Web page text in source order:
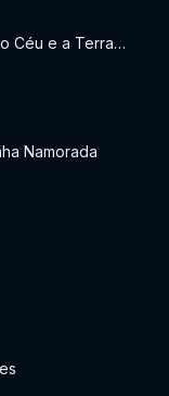
Céu e a Terra…
Namorada